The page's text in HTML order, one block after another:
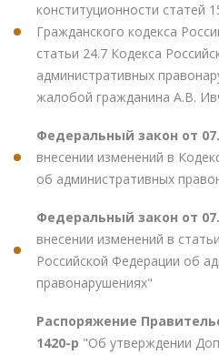
конституционности статей
Гражданского кодекса
статьи 24.7 Кодекса
административных
жалобой гражданина А.В.
Федеральный закон от
внесении изменений в
об административных
Федеральный закон от
внесении изменений в
Российской Федерации об
правонарушениях"
Распоряжение
1420-р "Об утверждении